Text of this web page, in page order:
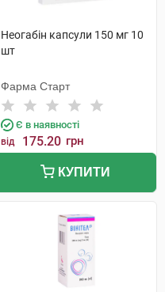
Неогабін капсули 150 мг 10
шт
Фарма Старт
Є в наявності
від 175.20 грн
КУПИТИ